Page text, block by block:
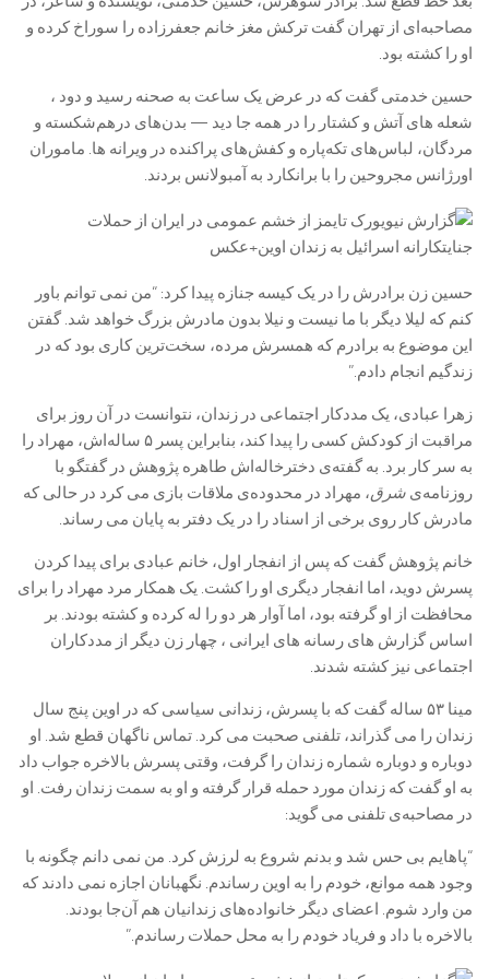
مصاحبه‌ای از تهران گفت ترکش مغز خانم جعفرزاده را سوراخ کرده و
او را کشته بود.
حسین خدمتی گفت که در عرض یک ساعت به صحنه رسید و دود ،
شعله های آتش و کشتار را در همه جا دید — بدن‌های درهم‌شکسته و
مردگان، لباس‌های تکه‌پاره و کفش‌های پراکنده در ویرانه ها. ماموران
اورژانس مجروحین را با برانکارد به آمبولانس بردند.
حسین زن برادرش را در یک کیسه جنازه پیدا کرد: “من نمی توانم باور
کنم که لیلا دیگر با ما نیست و نیلا بدون مادرش بزرگ خواهد شد. گفتن
این موضوع به برادرم که همسرش مرده، سخت‌ترین کاری بود که در
زندگیم انجام دادم.”
زهرا عبادی، یک مددکار اجتماعی در زندان، نتوانست در آن روز برای
مراقبت از کودکش کسی را پیدا کند، بنابراین پسر ۵ ساله‌اش، مهراد را
به سر کار برد. به گفته‌ی دخترخاله‌اش طاهره پژوهش در گفتگو با
روزنامه‌ی شرق، مهراد در محدوده‌ی ملاقات بازی می کرد در حالی که
مادرش کار روی برخی از اسناد را در یک دفتر به پایان می رساند.
خانم پژوهش گفت که پس از انفجار اول، خانم عبادی برای پیدا کردن
پسرش دوید، اما انفجار دیگری او را کشت. یک همکار مرد مهراد را برای
محافظت از او گرفته بود، اما آوار هر دو را له کرده و کشته بودند. بر
اساس گزارش های رسانه های ایرانی ، چهار زن دیگر از مددکاران
اجتماعی نیز کشته شدند.
مینا ۵۳ ساله گفت که با پسرش، زندانی سیاسی که در اوین پنج سال
زندان را می گذراند، تلفنی صحبت می کرد. تماس ناگهان قطع شد. او
دوباره و دوباره شماره زندان را گرفت، وقتی پسرش بالاخره جواب داد
به او گفت که زندان مورد حمله قرار گرفته و او به سمت زندان رفت. او
در مصاحبه‌ی تلفنی می گوید:
“پاهایم بی حس شد و بدنم شروع به لرزش کرد. من نمی دانم چگونه با
وجود همه موانع، خودم را به اوین رساندم. نگهبانان اجازه نمی دادند که
من وارد شوم. اعضای دیگر خانواده‌های زندانیان هم آن‌جا بودند.
بالاخره با داد و فریاد خودم را به محل حملات رساندم.”